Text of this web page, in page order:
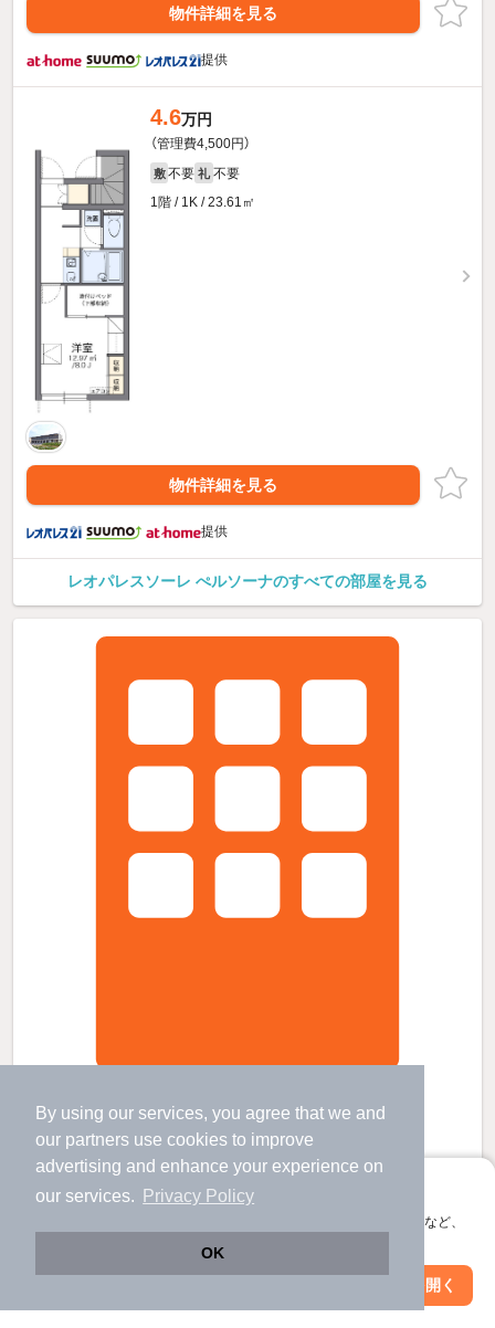
By using our services, you agree that we and
our partners use cookies to improve
advertising and enhance your experience on
our services.
Privacy Policy
OK
アプリに切り替えて、サクサクお部屋探し
会員登録なしですぐ使える。マップ検索やお気に入り保存など、
アプリを開く
物件詳細を見る
提供
4.6万円
（管理費4,500円）
敷 不要 礼 不要
1階 / 1K / 23.61㎡
物件詳細を見る
提供
レオパレスソーレ ぺルソーナのすべての部屋を見る
すべての写真
三条駅 歩30 分 （信越線）
駐車場あり 駐輪場あり
絞り込み条件を変更